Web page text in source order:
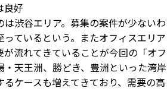
良好
渋谷エリア。募集の案件が少ない
ているという。またオフィスエリ
流れてきていることが今回の「オ
天王洲、勝どき、豊洲といった湾
ケースも増えてきており、需要の